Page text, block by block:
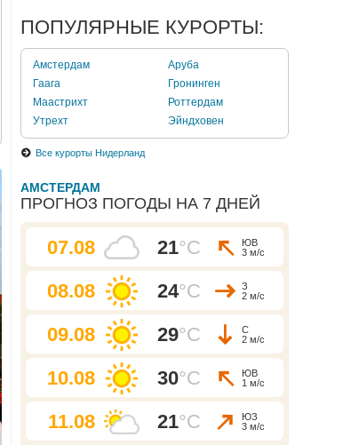
ПОПУЛЯРНЫЕ КУРОРТЫ:
Амстердам
Аруба
Гаага
Гронинген
Маастрихт
Роттердам
Утрехт
Эйндховен
Все курорты Нидерланд
АМСТЕРДАМ
ПРОГНОЗ ПОГОДЫ НА 7 ДНЕЙ
07.08 21°C
ЮВ
3 м/с
08.08 24°C
З
2 м/с
09.08 29°C
С
2 м/с
10.08 30°C
ЮВ
1 м/с
11.08 21°C
ЮЗ
3 м/с